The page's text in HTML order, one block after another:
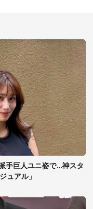
手巨人ユニ姿で...神スタ
ュアル」